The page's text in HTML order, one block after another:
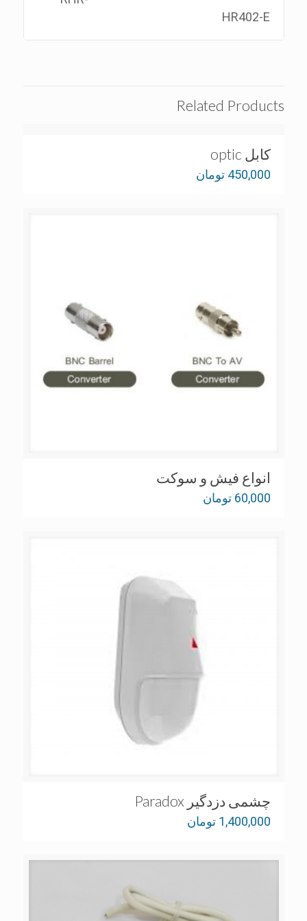
HR402-E
Related Products
کابل optic
450,000 تومان
انواع فیش و سوکت
60,000 تومان
چشمی دزدگیر Paradox
1,400,000 تومان